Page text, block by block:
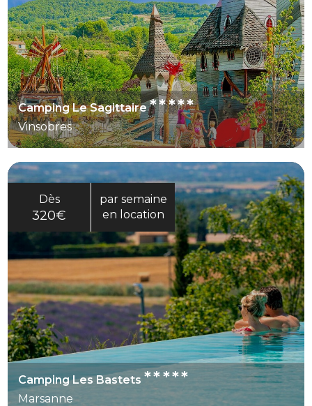
Camping Le Sagittaire*****
Vinsobres
Dès
320€
par semaine
en location
Camping Les Bastets*****
Marsanne